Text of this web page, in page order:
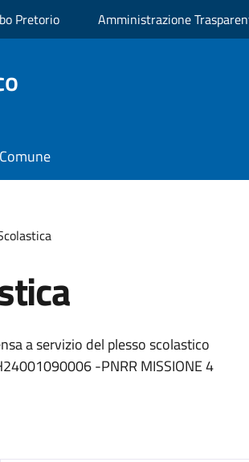
Pretorio Amministrazione
a servizio del plesso scolastico
-PNRR MISSIONE 4